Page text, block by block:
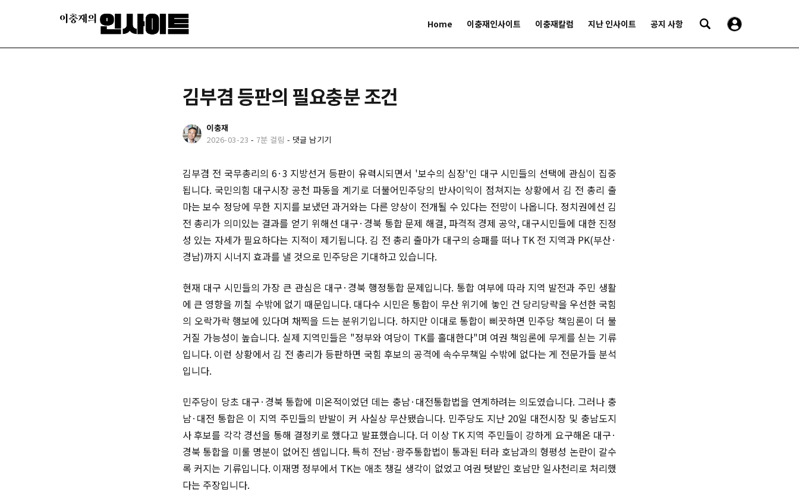
Home 이충재인사이트 이충재칼럼 지난 인사이트 공지 사항
김부겸 등판의 필요충분 조건
이충재
2026-03-23 - 7분 걸림 - 댓글 남기기
김부겸 전 국무총리의 6·3 지방선거 등판이 유력시되면서 '보수의 심장'인 대구 시민들의 선택에 관심이 집중
됩니다. 국민의힘 대구시장 공천 파동을 계기로 더불어민주당의 반사이익이 점쳐지는 상황에서 김 전 총리 출
마는 보수 정당에 무한 지지를 보냈던 과거와는 다른 양상이 전개될 수 있다는 전망이 나옵니다. 정치권에선 김
전 총리가 의미있는 결과를 얻기 위해선 대구·경북 통합 문제 해결, 파격적 경제 공약, 대구시민들에 대한 진정
성 있는 자세가 필요하다는 지적이 제기됩니다. 김 전 총리 출마가 대구의 승패를 떠나 TK 전 지역과 PK(부산·
경남)까지 시너지 효과를 낼 것으로 민주당은 기대하고 있습니다.
현재 대구 시민들의 가장 큰 관심은 대구·경북 행정통합 문제입니다. 통합 여부에 따라 지역 발전과 주민 생활
에 큰 영향을 끼칠 수밖에 없기 때문입니다. 대다수 시민은 통합이 무산 위기에 놓인 건 당리당략을 우선한 국힘
의 오락가락 행보에 있다며 채찍을 드는 분위기입니다. 하지만 이대로 통합이 삐끗하면 민주당 책임론이 더 불
거질 가능성이 높습니다. 실제 지역민들은 "정부와 여당이 TK를 홀대한다"며 여권 책임론에 무게를 싣는 기류
입니다. 이런 상황에서 김 전 총리가 등판하면 국힘 후보의 공격에 속수무책일 수밖에 없다는 게 전문가들 분석
입니다.
민주당이 당초 대구·경북 통합에 미온적이었던 데는 충남·대전통합법을 연계하려는 의도였습니다. 그러나 충
남·대전 통합은 이 지역 주민들의 반발이 커 사실상 무산됐습니다. 민주당도 지난 20일 대전시장 및 충남도지
사 후보를 각각 경선을 통해 결정키로 했다고 발표했습니다. 더 이상 TK 지역 주민들이 강하게 요구해온 대구·
경북 통합을 미룰 명분이 없어진 셈입니다. 특히 전남·광주통합법이 통과된 터라 호남과의 형평성 논란이 갈수
록 커지는 기류입니다. 이재명 정부에서 TK는 애초 챙길 생각이 없었고 여권 텃밭인 호남만 일사천리로 처리했
다는 주장입니다.